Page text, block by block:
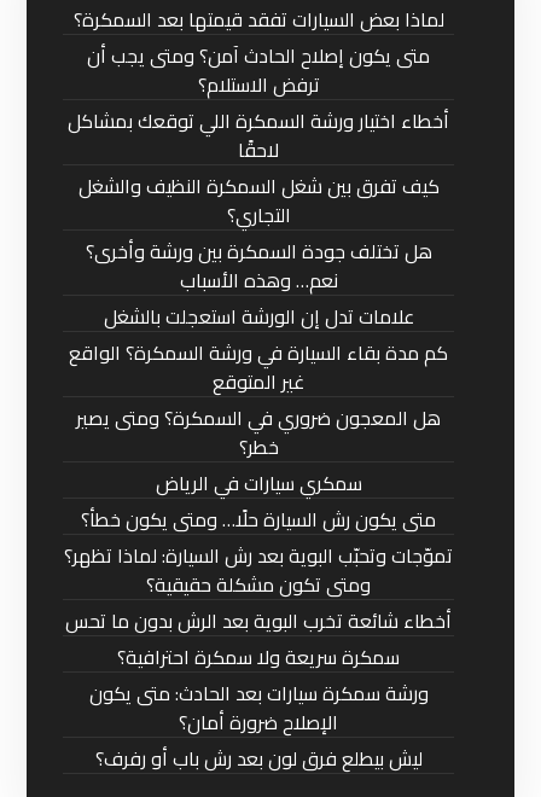
لماذا بعض السيارات تفقد قيمتها بعد السمكرة؟
متى يكون إصلاح الحادث آمن؟ ومتى يجب أن
ترفض الاستلام؟
أخطاء اختيار ورشة السمكرة اللي توقعك بمشاكل
لاحقًا
كيف تفرق بين شغل السمكرة النظيف والشغل
التجاري؟
هل تختلف جودة السمكرة بين ورشة وأخرى؟
نعم… وهذه الأسباب
علامات تدل إن الورشة استعجلت بالشغل
كم مدة بقاء السيارة في ورشة السمكرة؟ الواقع
غير المتوقع
هل المعجون ضروري في السمكرة؟ ومتى يصير
خطر؟
سمكري سيارات في الرياض
متى يكون رش السيارة حلًا… ومتى يكون خطأ؟
تموّجات وتحبّب البوية بعد رش السيارة: لماذا تظهر؟
ومتى تكون مشكلة حقيقية؟
أخطاء شائعة تخرب البوية بعد الرش بدون ما تحس
سمكرة سريعة ولا سمكرة احترافية؟
ورشة سمكرة سيارات بعد الحادث: متى يكون
الإصلاح ضرورة أمان؟
ليش بيطلع فرق لون بعد رش باب أو رفرف؟